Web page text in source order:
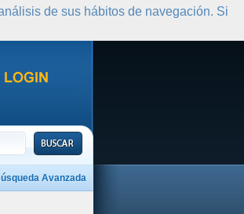
Avanzada
de sus hábitos de navegación. Si